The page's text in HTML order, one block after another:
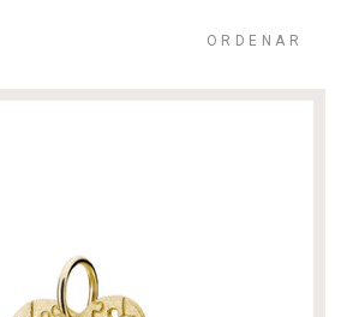
ORDENAR